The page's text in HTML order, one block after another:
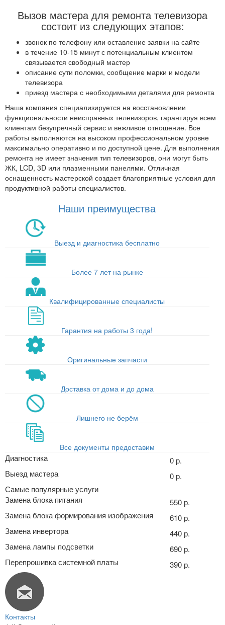
Вызов мастера для ремонта телевизора
состоит из следующих этапов:
звонок по телефону или оставление заявки на сайте
в течение 10-15 минут с потенциальным клиентом
связывается свободный мастер
описание сути поломки, сообщение марки и модели
телевизора
приезд мастера с необходимыми деталями для ремонта
Наша компания специализируется на восстановлении
функциональности неисправных телевизоров, гарантируя всем
клиентам безупречный сервис и вежливое отношение. Все
работы выполняются на высоком профессиональном уровне
максимально оперативно и по доступной цене. Для выполнения
ремонта не имеет значения тип телевизоров, они могут быть
ЖК, LCD, 3D или плазменными панелями. Отличная
оснащенность мастерской создает благоприятные условия для
продуктивной работы специалистов.
Наши преимущества
Выезд и диагностика бесплатно
Более 7 лет на рынке
Квалифицированные специалисты
Гарантия на работы 3 года!
Оригинальные запчасти
Доставка от дома и до дома
Лишнего не берём
Все документы предоставим
Диагностика
0 р.
Выезд мастера
0 р.
Самые популярные услуги
Замена блока питания
550 р.
Замена блока формирования изображения
610 р.
Замена инвертора
440 р.
Замена лампы подсветки
690 р.
Перепрошивка системной платы
390 р.
Контакты